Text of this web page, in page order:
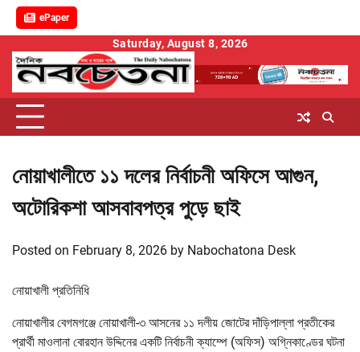
ePaper
content
Saturday, August 8, 2026
নোয়াখালীতে ১১ দলের নির্বাচনী অফিসে আগুন,
অটোরিকশা আসবাবপত্র পুড়ে ছাই
Posted on February 8, 2026 by Nabochatona Desk
নোয়াখালী প্রতিনিধি
নোয়াখালীর বেগমগঞ্জে নোয়াখালী-৩ আসনের ১১ দলীয় জোটের দাঁড়িপাল্লা প্রতীকের
প্রার্থী মাওলানা বোরহান উদ্দিনের একটি নির্বাচনী ক্যাম্পে (অফিস) অগ্নিকাণ্ডের ঘটনা